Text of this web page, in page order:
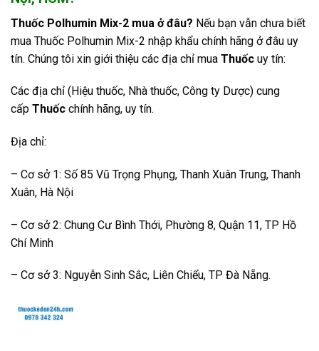
Thuốc Polhumin Mix-2 mua ở đâu? Nếu bạn vẫn chưa biết
mua Thuốc Polhumin Mix-2 nhập khẩu chính hãng ở đâu uy
tín. Chúng tôi xin giới thiệu các địa chỉ mua Thuốc uy tín:
Các địa chỉ (Hiệu thuốc, Nhà thuốc, Công ty Dược) cung
cấp Thuốc chính hãng, uy tín.
Địa chỉ:
– Cơ sở 1: Số 85 Vũ Trọng Phụng, Thanh Xuân Trung, Thanh
Xuân, Hà Nội
– Cơ sở 2: Chung Cư Bình Thới, Phường 8, Quận 11, TP Hồ
Chí Minh
– Cơ sở 3: Nguyễn Sinh Sắc, Liên Chiểu, TP Đà Nẵng.